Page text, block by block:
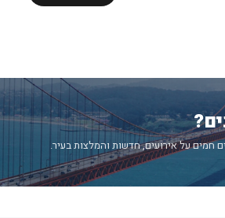
חמים על אירועים, חדשות והמלצות בעיר.